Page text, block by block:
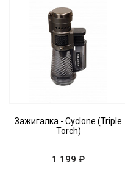
Зажигалка - Cyclone (Triple
Torch)
1 199 ₽